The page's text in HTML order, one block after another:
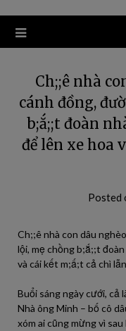
Ch;;ê nhà
cánh đồng,
b;ắ;;t đoàn
để lên xe hoa
Posted
Ch;;ê nhà con dâu
lội, mẹ chồng b;ắ;;t
và cái kết m;ấ;t cả chì
Buổi sáng ngày cưới, cả
Nhà ông Minh – bố cô
xóm ai cũng mừng vì